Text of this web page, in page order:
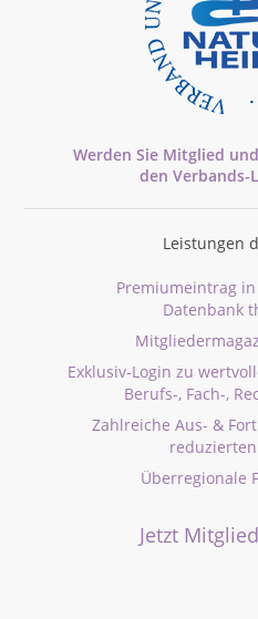
Werden Sie Mitglied
den Verbands-
Leistungen
Premiumeintrag
Datenbank
Exklusiv-Login zu
Berufs-, Fach-,
Zahlreiche Aus- &
Überregionale
Jetzt